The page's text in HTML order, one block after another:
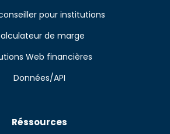
pour institutions
de marge
Web financières
Données/API
Réssources